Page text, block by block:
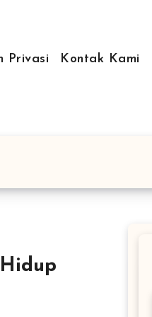
Privasi Kontak Kami